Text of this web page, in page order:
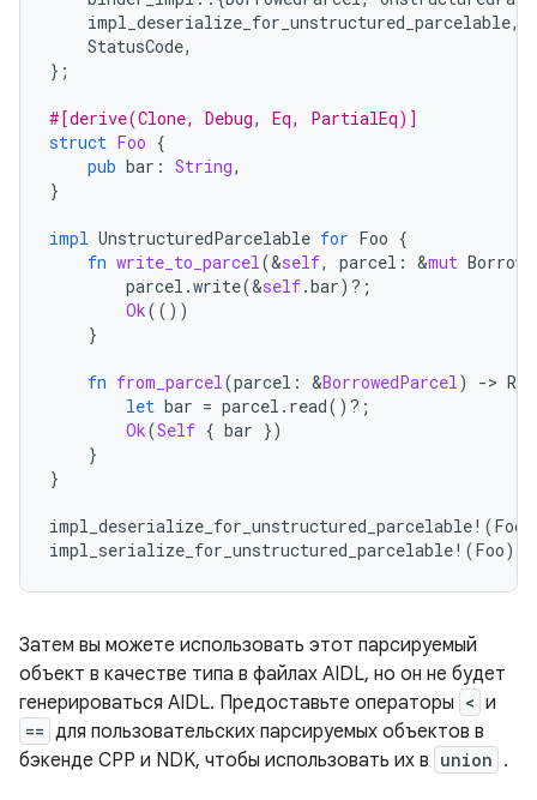
impl_deserialize_for_unstructured_parcelable,
StatusCode,
};
#[derive(Clone, Debug, Eq, PartialEq)]
struct Foo {
pub bar : String,
}
impl UnstructuredParcelable for Foo {
fn write_to_parcel(&self, parcel : &mut
parcel .write(&self.bar) ? ;
Ok(())
}
fn from_parcel(parcel : &BorrowedParcel) ->
let bar = parcel . read() ? ;
Ok(Self { bar })
}
}
impl_deserialize_for_unstructured_parcelable! (Foo
impl_serialize_for_unstructured_parcelable! (Foo);
Затем вы можете использовать этот парсируемый
объект в качестве типа в файлах AIDL, но он не будет
генерироваться AIDL. Предоставьте операторы < и
== для пользовательских парсируемых объектов в
бэкенде CPP и NDK, чтобы использовать их в union .